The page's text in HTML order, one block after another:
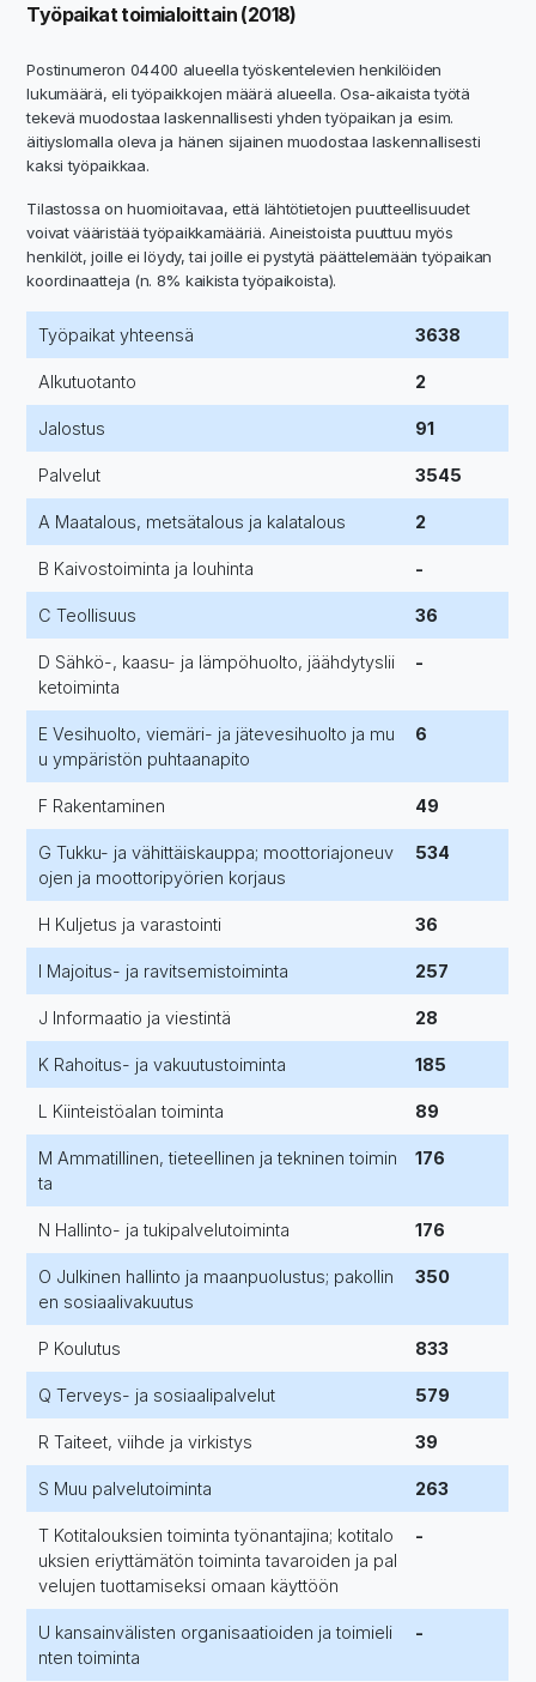
Työpaikat toimialoittain (2018)
Postinumeron 04400 alueella työskentelevien henkilöiden
lukumäärä, eli työpaikkojen määrä alueella. Osa-aikaista työtä
tekevä muodostaa laskennallisesti yhden työpaikan ja esim.
äitiyslomalla oleva ja hänen sijainen muodostaa laskennallisesti
kaksi työpaikkaa.
Tilastossa on huomioitavaa, että lähtötietojen puutteellisuudet
voivat vääristää työpaikkamääriä. Aineistoista puuttuu myös
henkilöt, joille ei löydy, tai joille ei pystytä päättelemään työpaikan
koordinaatteja (n. 8% kaikista työpaikoista).
Työpaikat yhteensä 3638
Alkutuotanto 2
Jalostus 91
Palvelut 3545
A Maatalous, metsätalous ja kalatalous 2
B Kaivostoiminta ja louhinta -
C Teollisuus 36
D Sähkö-, kaasu- ja lämpöhuolto, jäähdytyslii
ketoiminta
-
E Vesihuolto, viemäri- ja jätevesihuolto ja mu
u ympäristön puhtaanapito
6
F Rakentaminen 49
G Tukku- ja vähittäiskauppa; moottoriajoneuv
ojen ja moottoripyörien korjaus
534
H Kuljetus ja varastointi 36
I Majoitus- ja ravitsemistoiminta 257
J Informaatio ja viestintä 28
K Rahoitus- ja vakuutustoiminta 185
L Kiinteistöalan toiminta 89
M Ammatillinen, tieteellinen ja tekninen toimin
ta
176
N Hallinto- ja tukipalvelutoiminta 176
O Julkinen hallinto ja maanpuolustus; pakollin
en sosiaalivakuutus
350
P Koulutus 833
Q Terveys- ja sosiaalipalvelut 579
R Taiteet, viihde ja virkistys 39
S Muu palvelutoiminta 263
T Kotitalouksien toiminta työnantajina; kotitalo
uksien eriyttämätön toiminta tavaroiden ja pal
velujen tuottamiseksi omaan käyttöön
-
U kansainvälisten organisaatioiden ja toimieli
nten toiminta
-